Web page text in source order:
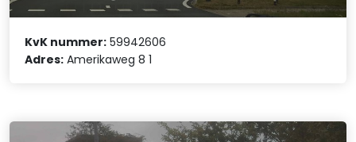
KvK nummer: 59942606
Adres: Amerikaweg 8 1